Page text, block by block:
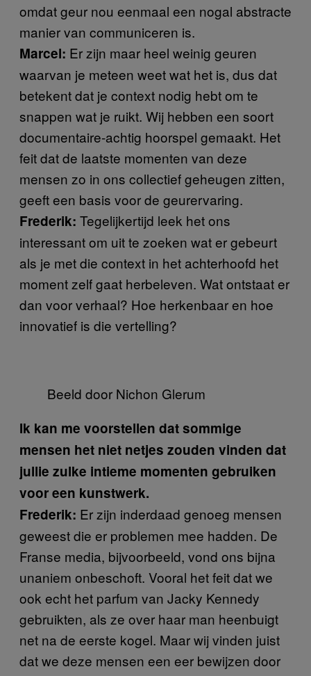
omdat geur nou eenmaal een nogal abstracte
manier van communiceren is.
Marcel: Er zijn maar heel weinig geuren
waarvan je meteen weet wat het is, dus dat
betekent dat je context nodig hebt om te
snappen wat je ruikt. Wij hebben een soort
documentaire-achtig hoorspel gemaakt. Het
feit dat de laatste momenten van deze
mensen zo in ons collectief geheugen zitten,
geeft een basis voor de geurervaring.
Frederik: Tegelijkertijd leek het ons
interessant om uit te zoeken wat er gebeurt
als je met die context in het achterhoofd het
moment zelf gaat herbeleven. Wat ontstaat er
dan voor verhaal? Hoe herkenbaar en hoe
innovatief is die vertelling?
Beeld door Nichon Glerum
Ik kan me voorstellen dat sommige
mensen het niet netjes zouden vinden dat
jullie zulke intieme momenten gebruiken
voor een kunstwerk.
Frederik: Er zijn inderdaad genoeg mensen
geweest die er problemen mee hadden. De
Franse media, bijvoorbeeld, vond ons bijna
unaniem onbeschoft. Vooral het feit dat we
ook echt het parfum van Jacky Kennedy
gebruikten, als ze over haar man heenbuigt
net na de eerste kogel. Maar wij vinden juist
dat we deze mensen een eer bewijzen door